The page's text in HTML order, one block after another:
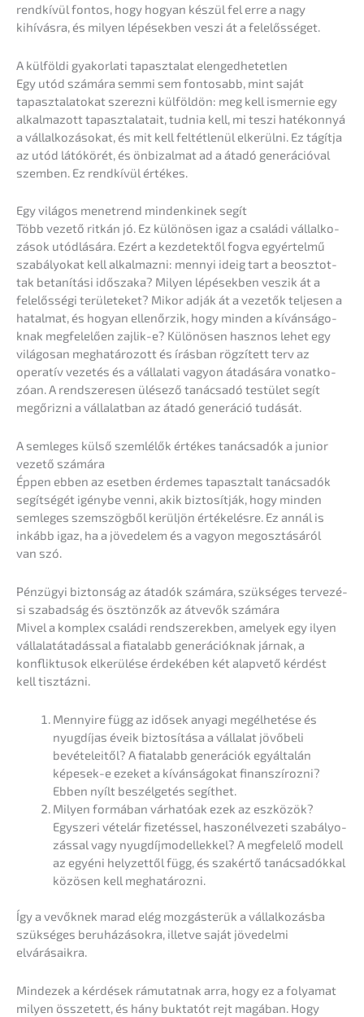
rendkí­vül fontos, hogy hogyan készül fel erre a nagy
kihívás­ra, és milyen lépések­ben veszi át a felelősséget.
A külföl­di gyakor­la­ti tapasz­ta­lat elengedhetetlen
Egy utód számá­ra semmi sem fontosabb, mint saját
tapasz­tala­to­kat szerez­ni külföl­dön: meg kell ismer­nie egy
alkal­ma­zott tapasz­tala­tait, tudnia kell, mi teszi hatékon­nyá
a vállal­ko­zá­so­kat, és mit kell feltét­le­nül elkerül­ni. Ez tágít­ja
az utód látókö­rét, és önbizal­mat ad a átadó generá­ció­val
szemben. Ez rendkí­vül értékes.
Egy világos menetrend minden­ki­nek segít
Több vezető ritkán jó. Ez különö­sen igaz a csalá­di vállal­ko­
zá­sok utódlá­sá­ra. Ezért a kezde­tek­től fogva egyértel­mű
szabá­ly­o­kat kell alkal­maz­ni: mennyi ideig tart a beosz­tot­
tak betaní­tá­si idősza­ka? Milyen lépések­ben veszik át a
felelős­sé­gi terüle­te­ket? Mikor adják át a vezetők telje­sen a
hatal­mat, és hogyan ellenőr­zik, hogy minden a kívánsá­go­
knak megfelelően zajlik-e? Különö­sen hasznos lehet egy
világos­an megha­tá­ro­zott és írásban rögzí­tett terv az
opera­tív vezetés és a vállala­ti vagyon átadá­sá­ra vonat­ko­
zóan. A rends­ze­re­sen ülése­ző tanác­sa­dó testü­let segít
megőriz­ni a vállalat­ban az átadó generá­ció tudását.
A semle­ges külső szemlé­lők értékes tanác­sa­dók a junior
vezető számára
Éppen ebben az esetben érdemes tapasz­talt tanác­sa­dók
segít­sé­gét igény­be venni, akik bizto­sít­ják, hogy minden
semle­ges szems­zög­ből kerül­jön értékelés­re. Ez annál is
inkább igaz, ha a jövede­lem és a vagyon megosz­tá­sá­ról
van szó.
Pénzü­gyi biztonság az átadók számá­ra, szüksé­ges terve­zé­
si szabad­ság és ösztön­zők az átvevők számára
Mivel a komplex csalá­di rends­ze­rek­ben, amely­ek egy ilyen
vállala­tá­ta­dás­sal a fiata­l­abb generá­ció­knak járnak, a
konflik­tusok elkerülé­se érdeké­ben két alapve­tő kérdést
kell tisztázni.
Menny­ire függ az idősek anyagi megél­he­té­se és
nyugdí­jas éveik bizto­sí­tá­sa a válla­lat jövőbe­li
bevéte­lei­től? A fiata­l­abb generá­ciók egyál­talán
képesek-e ezeket a kívánsá­go­kat finan­szí­roz­ni?
Ebben nyílt beszél­ge­tés segíthet.
Milyen formá­ban várha­tóak ezek az eszköz­ök?
Egysze­ri vételár fizetés­sel, haszo­nél­ve­ze­ti szabá­ly­o­
zás­sal vagy nyugdíj­mo­del­lek­kel? A megfelelő modell
az egyéni helyzet­től függ, és szakértő tanác­sa­dók­kal
közösen kell meghatározni.
Így a vevők­nek marad elég mozgá­s­te­rük a vállal­ko­zás­ba
szüksé­ges beruhá­zá­so­kra, illet­ve saját jövedel­mi
elvárásaikra.
Minde­zek a kérdé­sek rámutat­nak arra, hogy ez a folyamat
milyen össze­tett, és hány bukta­tót rejt magában. Hogy